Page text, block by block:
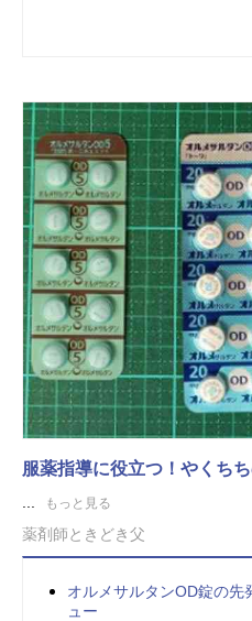
服薬指導に役立つ！やくち
もっと見る
薬剤師ときどき父
オルメサルタンOD錠の先
ュー